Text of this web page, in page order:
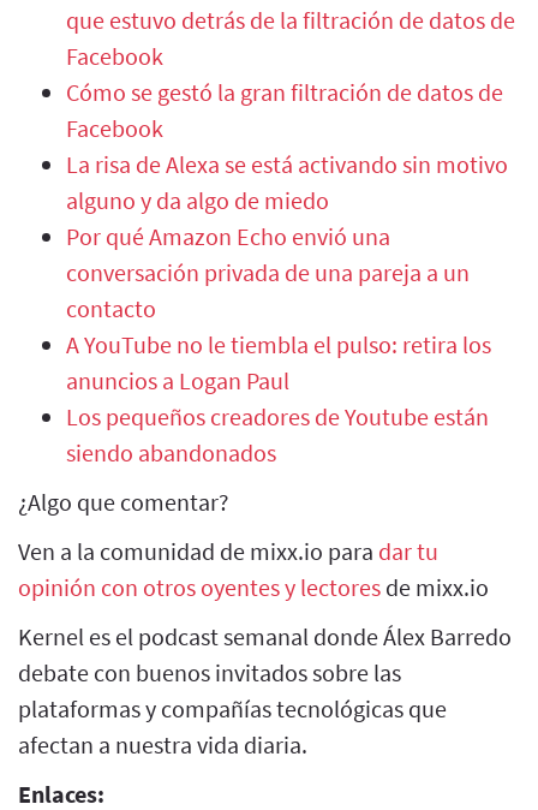
que estuvo detrás de la filtración de datos de
Facebook
Cómo se gestó la gran filtración de datos de
Facebook
La risa de Alexa se está activando sin motivo
alguno y da algo de miedo
Por qué Amazon Echo envió una
conversación privada de una pareja a un
contacto
A YouTube no le tiembla el pulso: retira los
anuncios a Logan Paul
Los pequeños creadores de Youtube están
siendo abandonados
¿Algo que comentar?
Ven a la comunidad de mixx.io para dar tu
opinión con otros oyentes y lectores de mixx.io
Kernel es el podcast semanal donde Álex Barredo
debate con buenos invitados sobre las
plataformas y compañías tecnológicas que
afectan a nuestra vida diaria.
Enlaces: